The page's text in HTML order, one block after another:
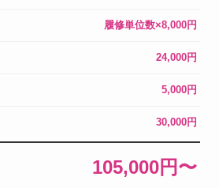
履修単位数×8,000円
24,000円
5,000円
30,000円
105,000円〜